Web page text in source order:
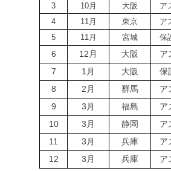
3 10月 大阪
ア
4
11月 東京
ア
5
11月 宮城 保
6 12月 大阪
ア
7
1月 大阪
保
8
2月 群馬
ア
9
3月 福島
ア
10
3月 静岡
ア
11
3月 兵庫
ア
12
3月 兵庫 ア